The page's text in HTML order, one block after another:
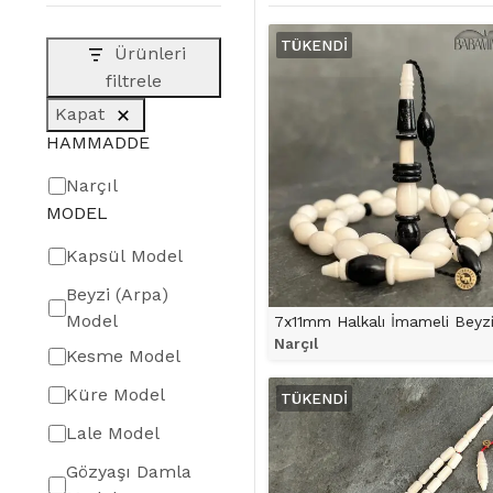
Ürünleri
filtrele
Kapat
HAMMADDE
HAMMADDE
Narçıl
MODEL
MODEL
Kapsül Model
Beyzi (Arpa)
Model
Kesme Model
Küre Model
Lale Model
Gözyaşı Damla
TÜKENDI
Narçıl
ÜRÜNÜ İNCELE
TÜKENDI